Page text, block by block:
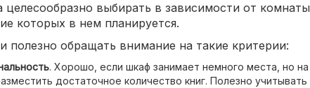
выбирать в зависимости от комнаты
которых в нем планируется.
полезно обращать внимание на такие критерии:
. Хорошо, если шкаф занимает немного места, но на
достаточное количество книг. Полезно учитывать